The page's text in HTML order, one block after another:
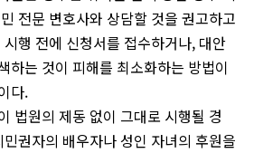
전문 변호사와 상담할 것을 권고하고
시행 전에 신청서를 접수하거나, 대안
하는 것이 피해를 최소화하는 방법이
다.
법원의 제동 없이 그대로 시행될 경
민권자의 배우자나 성인 자녀의 후원을